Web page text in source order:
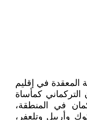
المعقدة في إقليم
التركماني كمأساة
في المنطقة،
وأربيل وتلعفر،